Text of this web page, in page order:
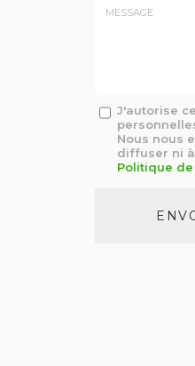
Message
J'autorise
Nous nous
diffuser ni
Politique